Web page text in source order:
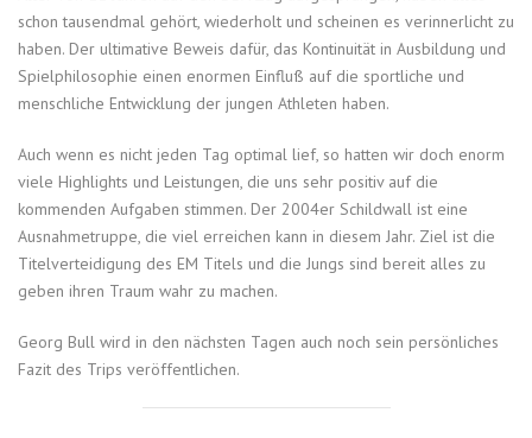
schon tausendmal gehört, wiederholt und scheinen es verinnerlicht zu
haben. Der ultimative Beweis dafür, das Kontinuität in Ausbildung und
Spielphilosophie einen enormen Einfluß auf die sportliche und
menschliche Entwicklung der jungen Athleten haben.
Auch wenn es nicht jeden Tag optimal lief, so hatten wir doch enorm
viele Highlights und Leistungen, die uns sehr positiv auf die
kommenden Aufgaben stimmen. Der 2004er Schildwall ist eine
Ausnahmetruppe, die viel erreichen kann in diesem Jahr. Ziel ist die
Titelverteidigung des EM Titels und die Jungs sind bereit alles zu
geben ihren Traum wahr zu machen.
Georg Bull wird in den nächsten Tagen auch noch sein persönliches
Fazit des Trips veröffentlichen.